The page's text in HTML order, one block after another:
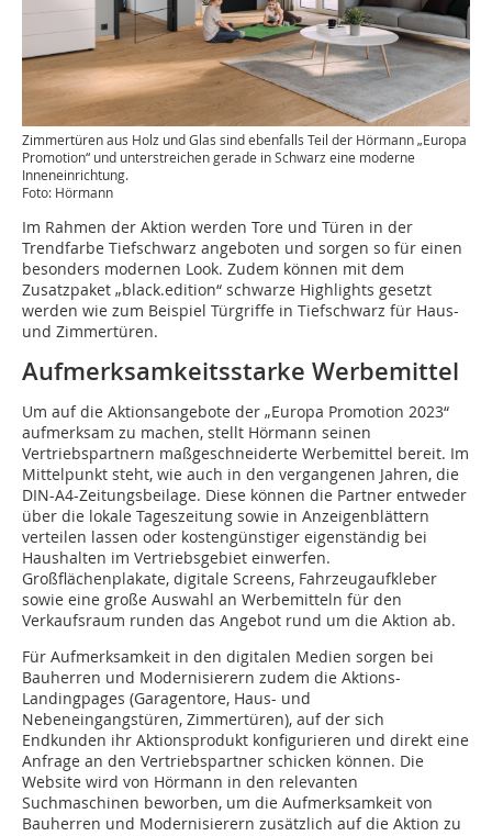
Zimmertüren aus Holz und Glas sind ebenfalls Teil der Hörmann „Europa
Promotion“ und unterstreichen gerade in Schwarz eine moderne
Inneneinrichtung.
Foto: Hörmann
Im Rahmen der Aktion werden Tore und Türen in der
Trendfarbe Tiefschwarz angeboten und sorgen so für einen
besonders modernen Look. Zudem können mit dem
Zusatzpaket „black.edition“ schwarze Highlights gesetzt
werden wie zum Beispiel Türgriffe in Tiefschwarz für Haus-
und Zimmertüren.
Aufmerksamkeitsstarke Werbemittel
Um auf die Aktionsangebote der „Europa Promotion 2023“
aufmerksam zu machen, stellt Hörmann seinen
Vertriebspartnern maßgeschneiderte Werbemittel bereit. Im
Mittelpunkt steht, wie auch in den vergangenen Jahren, die
DIN-A4-Zeitungsbeilage. Diese können die Partner entweder
über die lokale Tageszeitung sowie in Anzeigenblättern
verteilen lassen oder kostengünstiger eigenständig bei
Haushalten im Vertriebsgebiet einwerfen.
Großflächenplakate, digitale Screens, Fahrzeugaufkleber
sowie eine große Auswahl an Werbemitteln für den
Verkaufsraum runden das Angebot rund um die Aktion ab.
Für Aufmerksamkeit in den digitalen Medien sorgen bei
Bauherren und Modernisierern zudem die Aktions-
Landingpages (Garagentore, Haus- und
Nebeneingangstüren, Zimmertüren), auf der sich
Endkunden ihr Aktionsprodukt konfigurieren und direkt eine
Anfrage an den Vertriebspartner schicken können. Die
Website wird von Hörmann in den relevanten
Suchmaschinen beworben, um die Aufmerksamkeit von
Bauherren und Modernisierern zusätzlich auf die Aktion zu